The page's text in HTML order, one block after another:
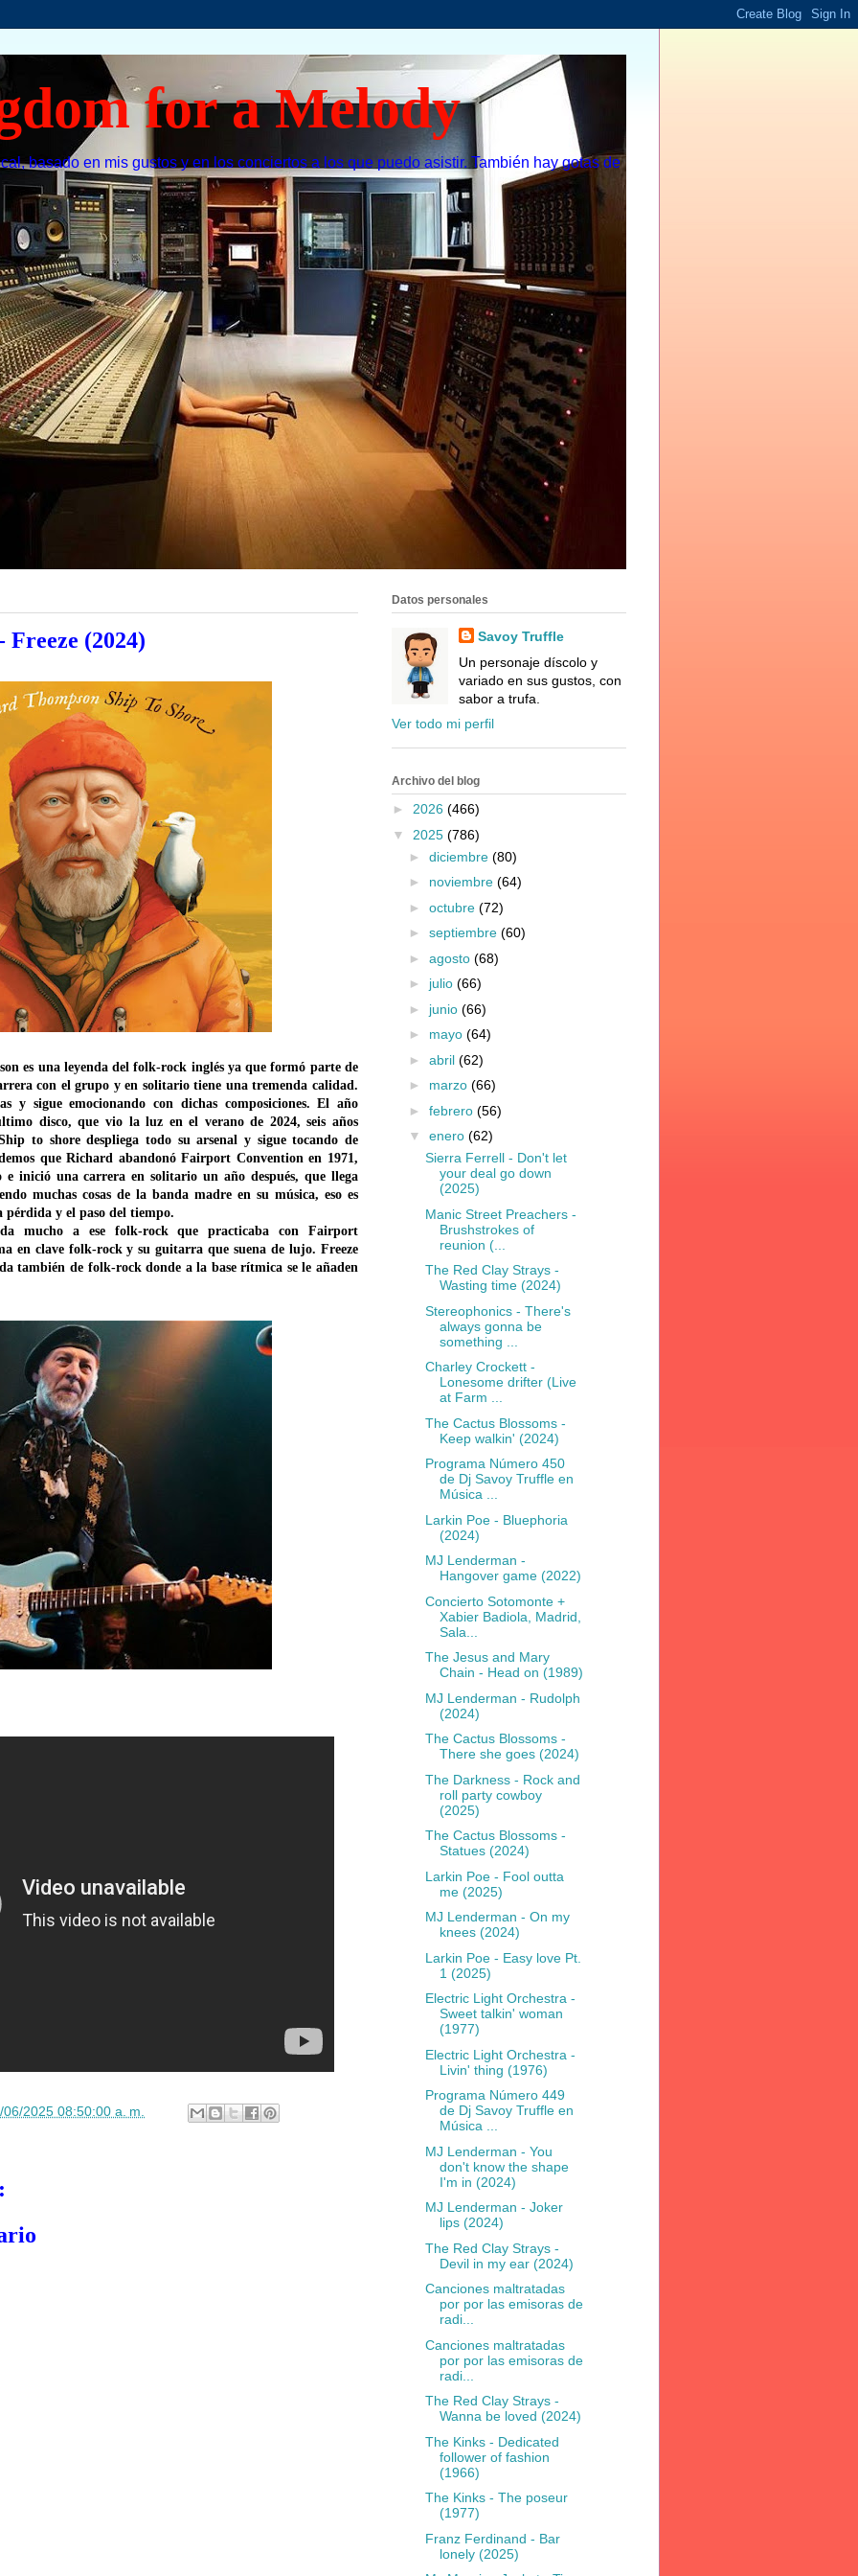
for a Melody
basado en mis gustos y en los conciertos a los que puedo asistir. También hay gotas de
(2024)
es una leyenda del folk-rock inglés ya que formó parte de
con el grupo y en solitario tiene una tremenda calidad.
y sigue emocionando con dichas composiciones. El año
disco, que vio la luz en el verano de 2024, seis años
to shore despliega todo su arsenal y sigue tocando de
que Richard abandonó Fairport Convention en 1971,
e inició una carrera en solitario un año después, que llega
muchas cosas de la banda madre en su música, eso es
pérdida y el paso del tiempo.
mucho a ese folk-rock que practicaba con Fairport
en clave folk-rock y su guitarra que suena de lujo. Freeze
también de folk-rock donde a la base rítmica se le añaden
06/2025 08:50:00 a. m.
Datos personales
Savoy Truffle
Un personaje díscolo y
variado en sus gustos, con
sabor a trufa.
Ver todo mi perfil
Archivo del blog
► 2026 (466)
▼ 2025 (786)
► diciembre (80)
► noviembre (64)
► octubre (72)
► septiembre (60)
► agosto (68)
► julio (66)
► junio (66)
► mayo (64)
► abril (62)
► marzo (66)
► febrero (56)
▼ enero (62)
Sierra Ferrell - Don't let
your deal go down
(2025)
Manic Street Preachers -
Brushstrokes of
reunion (...
The Red Clay Strays -
Wasting time (2024)
Stereophonics - There's
always gonna be
something ...
Charley Crockett -
Lonesome drifter (Live
at Farm ...
The Cactus Blossoms -
Keep walkin' (2024)
Programa Número 450
de Dj Savoy Truffle en
Música ...
Larkin Poe - Bluephoria
(2024)
MJ Lenderman -
Hangover game (2022)
Concierto Sotomonte +
Xabier Badiola, Madrid,
Sala...
The Jesus and Mary
Chain - Head on (1989)
MJ Lenderman - Rudolph
(2024)
The Cactus Blossoms -
There she goes (2024)
The Darkness - Rock and
roll party cowboy
(2025)
The Cactus Blossoms -
Statues (2024)
Larkin Poe - Fool outta
me (2025)
MJ Lenderman - On my
knees (2024)
Larkin Poe - Easy love Pt.
1 (2025)
Electric Light Orchestra -
Sweet talkin' woman
(1977)
Electric Light Orchestra -
Livin' thing (1976)
Programa Número 449
de Dj Savoy Truffle en
Música ...
MJ Lenderman - You
don't know the shape
I'm in (2024)
MJ Lenderman - Joker
lips (2024)
The Red Clay Strays -
Devil in my ear (2024)
Canciones maltratadas
por por las emisoras de
radi...
Canciones maltratadas
por por las emisoras de
radi...
The Red Clay Strays -
Wanna be loved (2024)
The Kinks - Dedicated
follower of fashion
(1966)
The Kinks - The poseur
(1977)
Franz Ferdinand - Bar
lonely (2025)